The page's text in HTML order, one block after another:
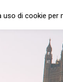
di cookie per